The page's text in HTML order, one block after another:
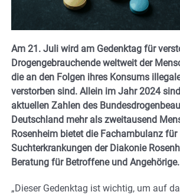
Am 21. Juli wird am Gedenktag für
Drogengebrauchende weltweit der
die an den Folgen ihres Konsums
verstorben sind. Allein im Jahr 2024
aktuellen Zahlen des
Deutschland mehr als zweitausend
Rosenheim bietet die Fachambulanz für
Suchterkrankungen der Diakonie
Beratung für Betroffene und Angehörige.
„Dieser Gedenktag ist wichtig, um auf